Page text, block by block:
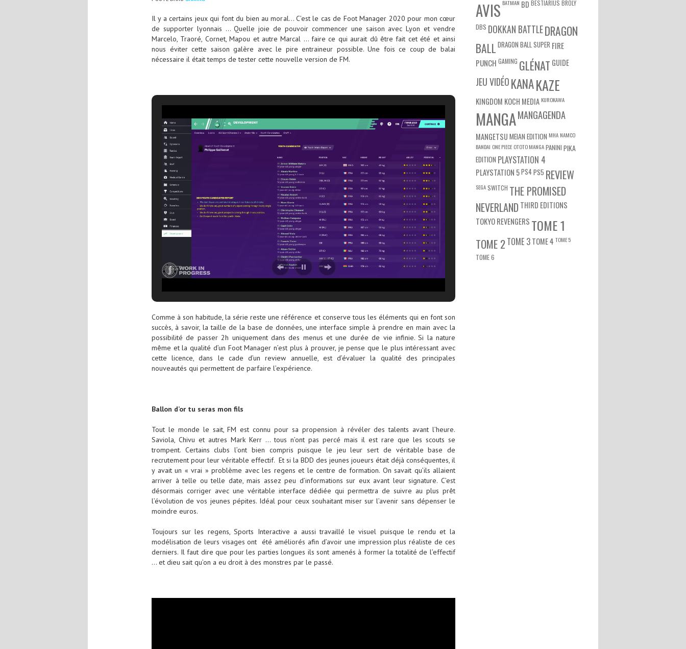
Il y a certains jeux qui font du bien au moral… C’est le cas de Foot Manager 2020 pour mon cœur
de supporter lyonnais … Quelle joie de pouvoir commencer une saison avec Lyon et vendre
Marcelo, Traoré, Cornet, Mapou et autre Marcal … faire ce qui aurait dû être fait cet été et ainsi
nous éviter cette saison galère avec le pire entraineur possible. Une fois ce coup de balai
nécessaire il était temps de tester cette nouvelle version de FM.
Comme à son habitude, la série reste une référence et conserve tous les éléments qui en font son
succès, à savoir, la taille de la base de données, une interface simple à prendre en main avec la
possibilité de passer 2h uniquement dans des menus et une durée de vie infinie. Si la nature
même et la qualité d’un Foot Manager n’est plus à prouver, je pense que le plus intéressant avec
cette licence, dans le cade d’un review annuelle, est d’évaluer la qualité des principales
nouveautés qui permettent de parfaire l’expérience.
Ballon d’or tu seras mon fils
Tout le monde le sait, FM est connu pour sa propension à révéler des talents avant l’heure.
Saviola, Chivu et autres Mark Kerr … tous n’ont pas percé mais il est rare que les scouts se
trompent. Certains clubs l’ont bien compris puisque le jeu leur sert de véritable base de
recrutement pour leur véritable effectif. Et si la BDD des jeunes joueurs était déjà conséquentes, il
y avait un « vrai » problème avec les regens et le centre de formation. On savait qu’ils allaient
arriver à telle ou telle date, mais assez peu d’informations sur eux avant leur signature. C’est
désormais corriger avec une véritable interface dédiée qui permettra de suivre au plus prêt
l’évolution de vos jeunes pépites. Idéal pour ceux souhaitant miser sur l’avenir sans dépenser le
moindre euros.
Toujours sur les regens, Sports Interactive a aussi travaillé le visuel puisque le rendu et la
modélisation de leurs visages ont été améliorés afin d’avoir une impression plus réaliste de ces
derniers. Il faut dire que pour les parties longues ils sont amenés à former la totalité de l’effectif
… et dieu sait qu’on a eu droit à des monstres par le passé.
AVIS BATMAN BD BESTIARIUS BROLY
DBS DOKKAN BATTLEDRAGON
BALL DRAGON BALL SUPER FIRE
PUNCH GAMING GLÉNAT GUIDE
JEU VIDÉOKANAKAZE
KINGDOM KOCH MEDIA KUROKAWA
MANGAMANGAGENDA
MANGETSUMEIAN EDITION MHA NAMCO
BANDAI ONE PIECE OTOTO MANGAPANINI PIKA
EDITION PLAYSTATION 4
PLAYSTATION 5PS4PS5 REVIEW
SEGASWITCH THE PROMISED
NEVERLAND THIRD EDITIONS
TOKYO REVENGERS TOME 1
TOME 2TOME 3TOME 4 TOME 5
TOME 6